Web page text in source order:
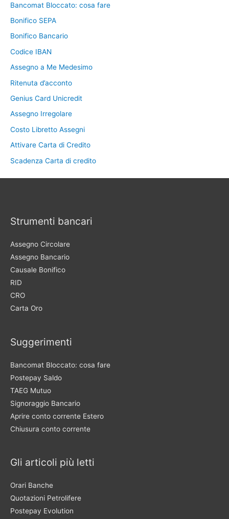
Bancomat Bloccato: cosa fare
Bonifico SEPA
Bonifico Bancario
Codice IBAN
Assegno a Me Medesimo
Ritenuta d’acconto
Genius Card Unicredit
Assegno Irregolare
Costo Libretto Assegni
Attivare Carta di Credito
Scadenza Carta di credito
Strumenti bancari
Assegno Circolare
Assegno Bancario
Causale Bonifico
RID
CRO
Carta Oro
Suggerimenti
Bancomat Bloccato: cosa fare
Postepay Saldo
TAEG Mutuo
Signoraggio Bancario
Aprire conto corrente Estero
Chiusura conto corrente
Gli articoli più letti
Orari Banche
Quotazioni Petrolifere
Postepay Evolution